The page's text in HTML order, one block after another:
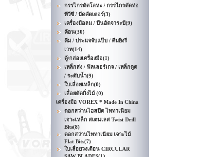
กรรไกรตัดโลหะ / กรรไกรตัดท่อ
พีวีซี / มีดคัตเตอร์(3)
เครื่องมือลม / ปืนอัดจาระบี(9)
ค้อน(30)
คีม / ประแจจับแป๊บ / คีมยิงรี
เวท(14)
ตู้/กล่องเครื่องมือ(1)
เหล็กส่ง / ฟิลเลอร์เกจ / เหล็กดูด
/ ระดับน้ำ(9)
ใบเลื่อยเหล็ก(0)
เลื่อยตัดกิ่งไม้ (0)
เครื่องมือ VOREX * Made In China
ดอกสว่านไฮสปีด ไททาเนียม
เจาะเหล็ก สเตนเลส Twist Drill
Bits(8)
ดอกสว่านไททาเนียม เจาะไม้
Flat Bits(7)
ใบเลื่อยวงเดือน CIRCULAR